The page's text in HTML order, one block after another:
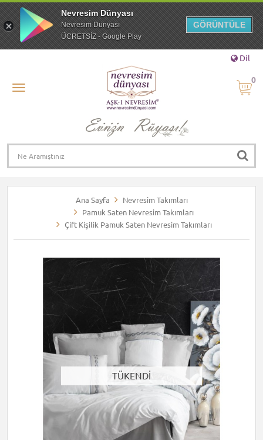
Dil
0
Ana Sayfa
Nevresim Takımları
Pamuk Saten Nevresim Takımları
Çift Kişilik Pamuk Saten Nevresim Takımları
TÜKENDİ
Nevresim Dünyası
Nevresim Dünyası
ÜCRETSİZ - Google Play
GÖRÜNTÜLE